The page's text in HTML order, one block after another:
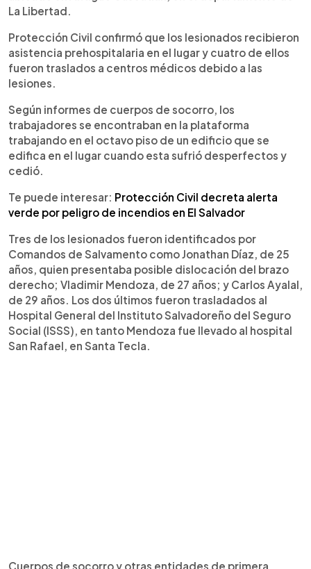
La Libertad.
Protección Civil confirmó que los lesionados recibieron
asistencia prehospitalaria en el lugar y cuatro de ellos
fueron traslados a centros médicos debido a las
lesiones.
Según informes de cuerpos de socorro, los
trabajadores se encontraban en la plataforma
trabajando en el octavo piso de un edificio que se
edifica en el lugar cuando esta sufrió desperfectos y
cedió.
Te puede interesar: Protección Civil decreta alerta
verde por peligro de incendios en El Salvador
Tres de los lesionados fueron identificados por
Comandos de Salvamento como Jonathan Díaz, de 25
años, quien presentaba posible dislocación del brazo
derecho; Vladimir Mendoza, de 27 años; y Carlos Ayalal,
de 29 años. Los dos últimos fueron trasladados al
Hospital General del Instituto Salvadoreño del Seguro
Social (ISSS), en tanto Mendoza fue llevado al hospital
San Rafael, en Santa Tecla.
Cuerpos de socorro y otras entidades de primera